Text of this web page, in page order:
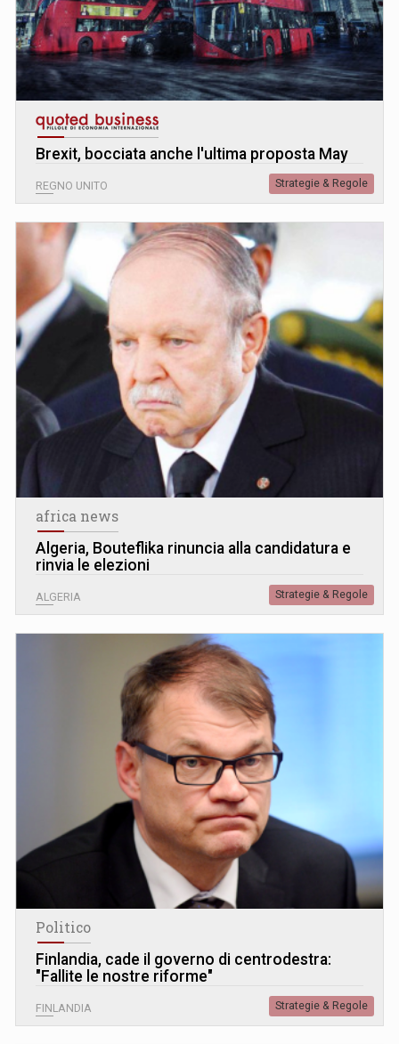
Brexit, bocciata anche l'ultima proposta May
REGNO UNITO Strategie & Regole
africa news
Algeria, Bouteflika rinuncia alla candidatura e
rinvia le elezioni
ALGERIA Strategie & Regole
Politico
Finlandia, cade il governo di centrodestra:
"Fallite le nostre riforme"
FINLANDIA Strategie & Regole